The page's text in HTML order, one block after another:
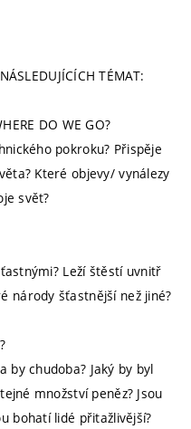
TÉMAT:
DO WE GO?
pokroku? Přispěje
Které objevy/ vynálezy
svět?
Leží štěstí uvnitř
národy šťastnější než jiné?
by chudoba? Jaký by byl
množství peněz? Jsou
bohatí lidé přitažlivější?